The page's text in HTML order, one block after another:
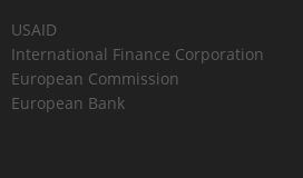
USAID
International Finance Corporation
European Commission
European Bank